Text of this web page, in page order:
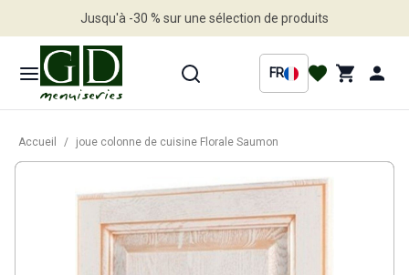
Jusqu'à -30 % sur une sélection de produits
FR
Accueil / joue colonne de cuisine Florale Saumon